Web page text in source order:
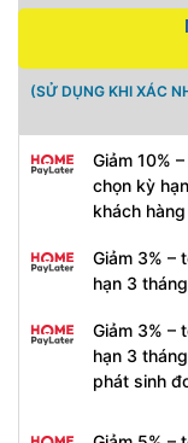
(SỬ DỤNG KHI XÁC
Giảm 10%
chọn kỳ
khách
Giảm 3% –
hạn 3
Giảm 3% –
hạn 3
phát sinh